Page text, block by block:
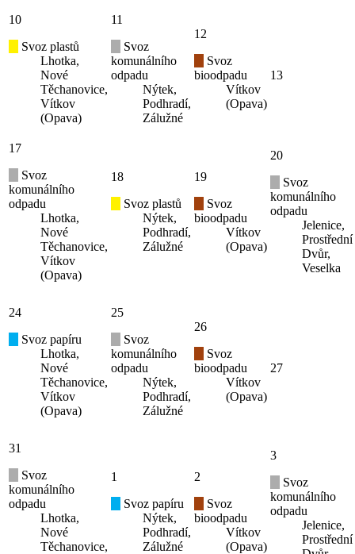
10
Svoz plastů
Lhotka,
Nové
Těchanovice,
Vítkov
(Opava)
11
Svoz
komunálního
odpadu
Nýtek,
Podhradí,
Zálužné
12
Svoz
bioodpadu
Vítkov
(Opava)
13
17
Svoz
komunálního
odpadu
Lhotka,
Nové
Těchanovice,
Vítkov
(Opava)
18
Svoz plastů
Nýtek,
Podhradí,
Zálužné
19
Svoz
bioodpadu
Vítkov
(Opava)
20
Svoz
komunálního
odpadu
Jelenice,
Prostřední
Dvůr,
Veselka
24
Svoz papíru
Lhotka,
Nové
Těchanovice,
Vítkov
(Opava)
25
Svoz
komunálního
odpadu
Nýtek,
Podhradí,
Zálužné
26
Svoz
bioodpadu
Vítkov
(Opava)
27
31
Svoz
komunálního
odpadu
Lhotka,
Nové
Těchanovice,
1
Svoz papíru
Nýtek,
Podhradí,
Zálužné
2
Svoz
bioodpadu
Vítkov
(Opava)
3
Svoz
komunálního
odpadu
Jelenice,
Prostřední